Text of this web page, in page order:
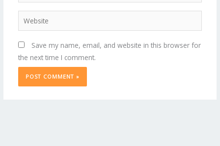
Website
Save my name, email, and website in this browser for
the next time I comment.